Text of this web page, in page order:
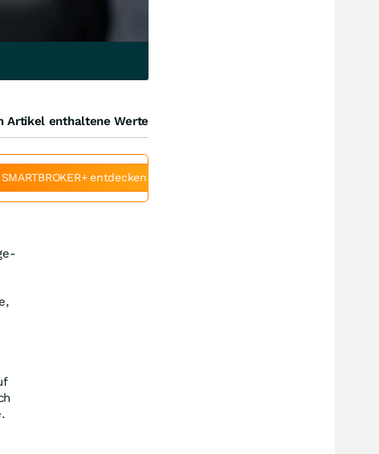
Artikel enthaltene Werte
SMARTBROKER+ entdecken